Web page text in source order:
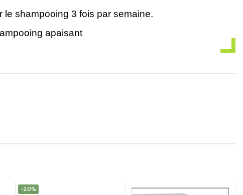
shampooing 3 fois par semaine.
apaisant
-20%